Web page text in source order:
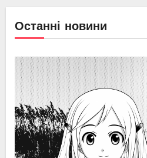
Останні новини